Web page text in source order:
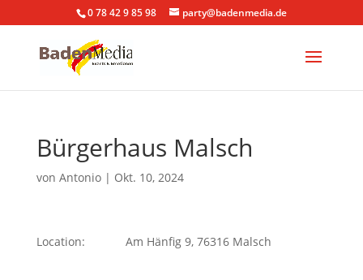
0 78 42 9 85 98 party@badenmedia.de
Bürgerhaus Malsch
von Antonio| Okt. 10, 2024
Location: Am Hänfig 9, 76316 Malsch